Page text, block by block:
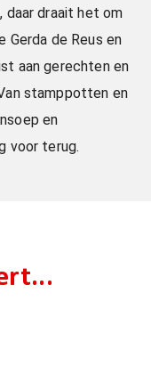
daar draait het om
Gerda de Reus en
aan gerechten en
stamppotten en
en
voor terug.